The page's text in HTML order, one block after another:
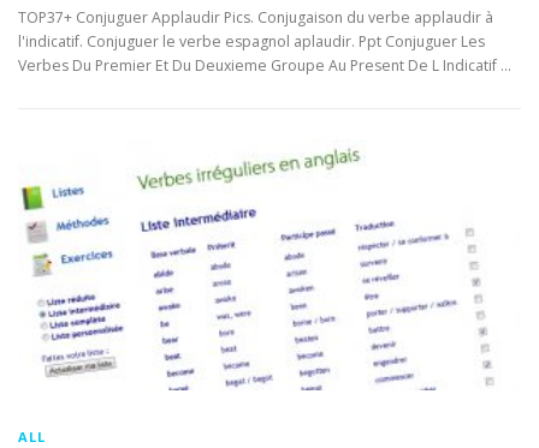
TOP37+ Conjuguer Applaudir Pics. Conjugaison du verbe applaudir à
l'indicatif. Conjuguer le verbe espagnol aplaudir. Ppt Conjuguer Les
Verbes Du Premier Et Du Deuxieme Groupe Au Present De L Indicatif …
ALL